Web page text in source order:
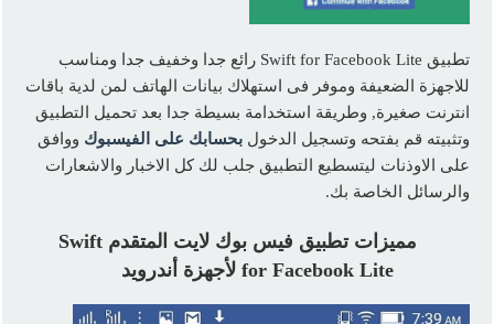
تطبيق Swift for Facebook Lite رائع جدا وخفيف جدا ومناسب
للاجهزة الضعيفة وموفر فى استهلاك بيانات الهاتف لمن لدية باقات
انترنت صغيرة, وطريقة استخدامة بسيطة جدا بعد تحميل التطبيق
وتثبيته قم بفتحه وتسجيل الدخول بحسابك على الفيسبوك ووافق
على الاوذنات ليتسطيع التطبيق جلب لك كل الاخبار والاشعارات
والرسائل الخاصة بك.
مميزات تطبيق فيس بوك لايت المتقدم Swift
for Facebook Lite لأجهزة أندرويد